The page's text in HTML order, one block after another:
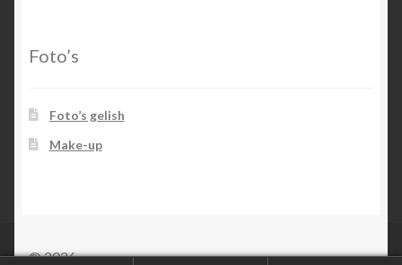
Foto’s
Foto’s gelish
Make-up
© 2026